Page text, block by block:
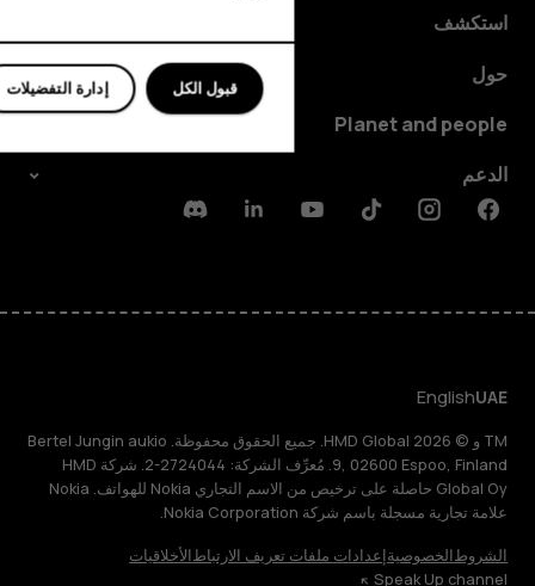
للأعمال
استكشف
حول
Planet and people
الدعم
Facebook
Instagram
Tiktok
Youtube
Linkedin
Discord
UAE
English
TM و © 2026 HMD Global. جميع الحقوق محفوظة. Bertel Jungin aukio
9, 02600 Espoo, Finland. مُعرِّف الشركة: 2724044-2. شركة HMD
Global Oy حاصلة على ترخيص من الاسم التجاري Nokia للهواتف. Nokia
علامة تجارية مسجلة باسم شركة Nokia Corporation.
الشروطالخصوصيةإعدادات ملفات تعريف الارتباطالأخلاقيات
Speak Up channel
إدارة التفضيلات قبول الكل